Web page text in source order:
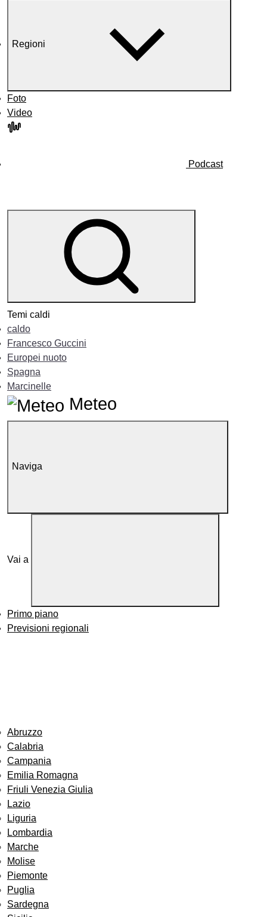
Regioni
Foto
Video
Podcast
Temi caldi
caldo
Francesco Guccini
Europei nuoto
Spagna
Marcinelle
Meteo
Naviga
Vai a
Primo piano
Previsioni regionali
Abruzzo
Calabria
Campania
Emilia Romagna
Friuli Venezia Giulia
Lazio
Liguria
Lombardia
Marche
Molise
Piemonte
Puglia
Sardegna